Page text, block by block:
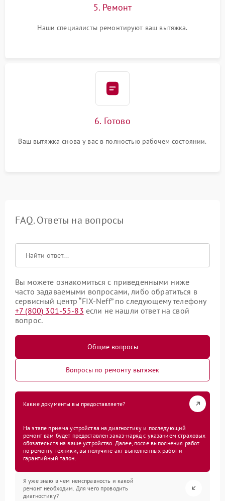
5. Ремонт
Наши специалисты ремонтируют ваш вытяжка.
6. Готово
Ваш вытяжка снова у вас в полностью рабочем состоянии.
FAQ. Ответы на вопросы
Вы можете ознакомиться с приведенными ниже
часто задаваемыми вопросами, либо обратиться в
сервисный центр “FIX-Neff” по следующему телефону
+7 (800) 301-55-83 если не нашли ответ на свой
вопрос.
Общие вопросы
Вопросы по ремонту вытяжек
Какие документы вы предоставляете?
На этапе приема устройства на диагностику и последующий
ремонт вам будет предоставлен заказ-наряд с указанием страховых
обязательств на ваше устройство. Далее, после выполнения работ
по ремонту техники, вы получите акт выполненных работ и
гарантийный талон.
Я уже знаю в чем неисправность и какой
ремонт необходим. Для чего проводить
диагностику?